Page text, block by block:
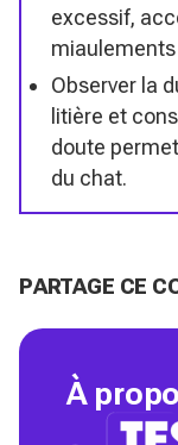
excessif,
Observer la
litière et
doute
du chat.
PARTAGE CE
À